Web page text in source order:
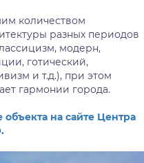
количеством
разных периодов
модерн,
готический,
и т.д.), при этом
гармонии города.
на сайте Центра